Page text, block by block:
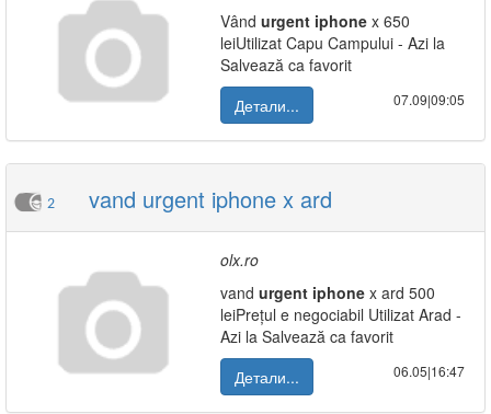
Vând urgent iphone x 650
leiUtilizat Capu Campului - Azi la
Salvează ca favorit
Детали...
07.09|09:05
2 vand urgent iphone x ard
olx.ro
vand urgent iphone x ard 500
leiPrețul e negociabil Utilizat Arad -
Azi la Salvează ca favorit
Детали...
06.05|16:47